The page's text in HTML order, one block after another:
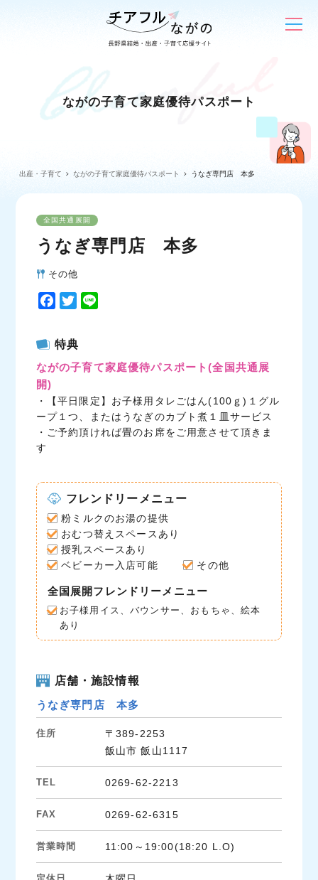
ながの子育て家庭優待パスポート
出産・子育て ながの子育て家庭優待パスポート うなぎ専門店 本多
全国共通展開
うなぎ専門店 本多
その他
F
e
b
o
k
T
t
t
r
特典
ながの子育て家庭優待パスポート(全国共通展
開)
・【平日限定】お子様用タレごはん(100ｇ)１グル
ープ１つ、またはうなぎのカブト煮１皿サービス
・ご予約頂ければ畳のお席をご用意させて頂きま
す
フレンドリーメニュー
粉ミルクのお湯の提供
おむつ替えスペースあり
授乳スペースあり
ベビーカー入店可能
その他
全国展開フレンドリーメニュー
お子様用イス、バウンサー、おもちゃ、絵本
あり
店舗・施設情報
うなぎ専門店 本多
住所
〒389-2253
飯山市 飯山1117
TEL 0269-62-2213
FAX 0269-62-6315
営業時間 11:00～19:00(18:20 L.O)